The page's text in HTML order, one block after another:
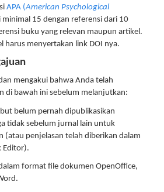
APA (American Psychological
minimal 15 dengan referensi dari 10
buku yang relevan maupun artikel.
harus menyertakan link DOI nya.
mengakui bahwa Anda telah
di bawah ini sebelum melanjutkan:
belum pernah dipublikasikan
tidak sebelum jurnal lain untuk
(atau penjelasan telah diberikan dalam
Editor).
format file dokumen OpenOffice,